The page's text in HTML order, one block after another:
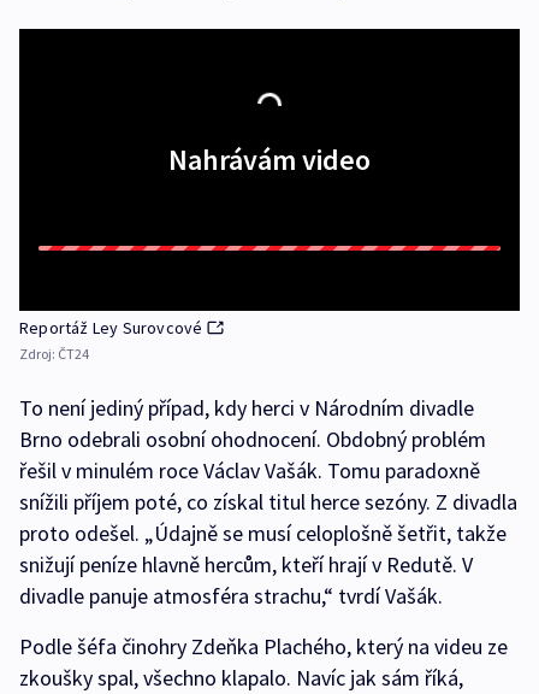
Nahrávám video
Reportáž Ley Surovcové
Zdroj: ČT24
To není jediný případ, kdy herci v Národním divadle
Brno odebrali osobní ohodnocení. Obdobný problém
řešil v minulém roce Václav Vašák. Tomu paradoxně
snížili příjem poté, co získal titul herce sezóny. Z divadla
proto odešel. „Údajně se musí celoplošně šetřit, takže
snižují peníze hlavně hercům, kteří hrají v Redutě. V
divadle panuje atmosféra strachu,“ tvrdí Vašák.
Podle šéfa činohry Zdeňka Plachého, který na videu ze
zkoušky spal, všechno klapalo. Navíc jak sám říká,